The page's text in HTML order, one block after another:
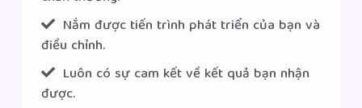
Nắm được tiến trình phát triển của bạn và
điều chỉnh.
Luôn có sự cam kết về kết quả bạn nhận
được.